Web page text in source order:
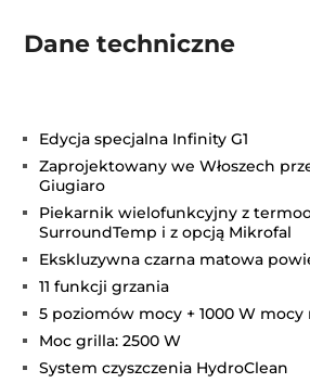
Dane techniczne
Edycja specjalna Infinity G1
Zaprojektowany we Włoszech
Giugiaro
Piekarnik wielofunkcyjny z
SurroundTemp i z opcją Mikrofal
Ekskluzywna czarna matowa
11 funkcji grzania
5 poziomów mocy + 1000 W
Moc grilla: 2500 W
System czyszczenia HydroClean